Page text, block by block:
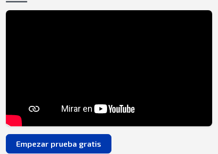
Empezar prueba gratis